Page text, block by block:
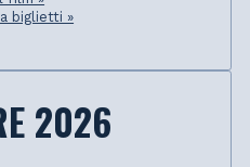
biglietti »
2026